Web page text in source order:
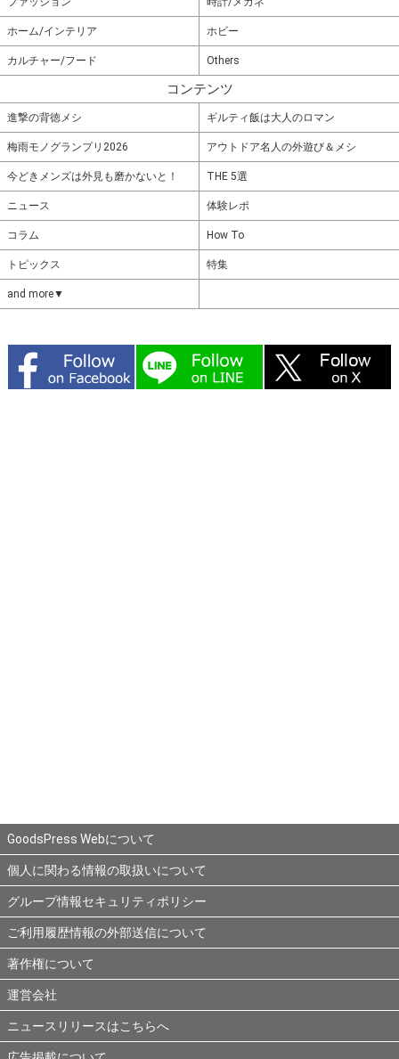
ホーム/インテリア ホビー
カルチャー/フード Others
コンテンツ
進撃の背徳メシ ギルティ飯は大人のロマン
梅雨モノグランプリ2026 アウトドア名人の外遊び＆メシ
今どきメンズは外見も磨かないと！ THE 5選
ニュース 体験レポ
コラム How To
トピックス 特集
and more▼
GoodsPress Webについて
個人に関わる情報の取扱いについて
グループ情報セキュリティポリシー
ご利用履歴情報の外部送信について
著作権について
運営会社
ニュースリリースはこちらへ